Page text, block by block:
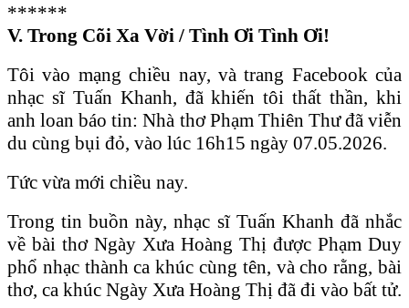
******
V. Trong Cõi Xa Vời / Tình Ơi Tình Ơi!
Tôi vào mạng chiều nay, và trang Facebook của
nhạc sĩ Tuấn Khanh, đã khiến tôi thất thần, khi
anh loan báo tin: Nhà thơ Phạm Thiên Thư đã viễn
du cùng bụi đỏ, vào lúc 16h15 ngày 07.05.2026.
Tức vừa mới chiều nay.
Trong tin buồn này, nhạc sĩ Tuấn Khanh đã nhắc
về bài thơ Ngày Xưa Hoàng Thị được Phạm Duy
phổ nhạc thành ca khúc cùng tên, và cho rằng, bài
thơ, ca khúc Ngày Xưa Hoàng Thị đã đi vào bất tử.